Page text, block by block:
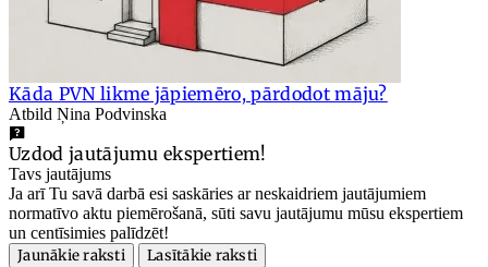
Kāda PVN likme jāpiemēro, pārdodot māju?
Atbild Ņina Podvinska
Uzdod jautājumu ekspertiem!
Tavs jautājums
Ja arī Tu savā darbā esi saskāries ar neskaidriem jautājumiem
normatīvo aktu piemērošanā, sūti savu jautājumu mūsu ekspertiem
un centīsimies palīdzēt!
Jaunākie raksti
Lasītākie raksti